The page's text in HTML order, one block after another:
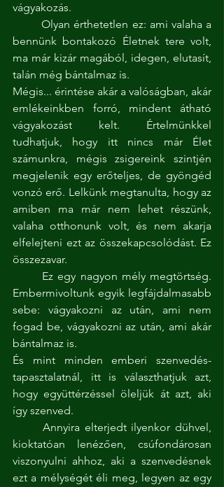
vágyakozás.
	Olyan érthetetlen ez: ami valaha a
bennünk bontakozó Életnek tere volt,
ma már kizár magából, idegen, elutasít,
talán még bántalmaz is.
Mégis... érintése akár a valóságban, akár
emlékeinkben forró, mindent átható
vágyakozást kelt. Értelmünkkel
tudhatjuk, hogy itt nincs már Élet
számunkra, mégis zsigereink szintjén
megjelenik egy erőteljes, de gyöngéd
vonzó erő. Lelkünk megtanulta, hogy az
amiben ma már nem lehet részünk,
valaha otthonunk volt, és nem akarja
elfelejteni ezt az összekapcsolódást. Ez
összezavar.
Embermivoltunk egyik legfájdalmasabb
sebe: vágyakozni az után, ami nem
fogad be, vágyakozni az után, ami akár
bántalmaz is.
És mint minden emberi szenvedés-
tapasztalatnál, itt is választhatjuk azt,
hogy együttérzéssel öleljük át azt, aki
így szenved.
kioktatóan lenézően, csúfondárosan
viszonyulni ahhoz, aki a szenvedésnek
ezt a mélységét éli meg, legyen az egy